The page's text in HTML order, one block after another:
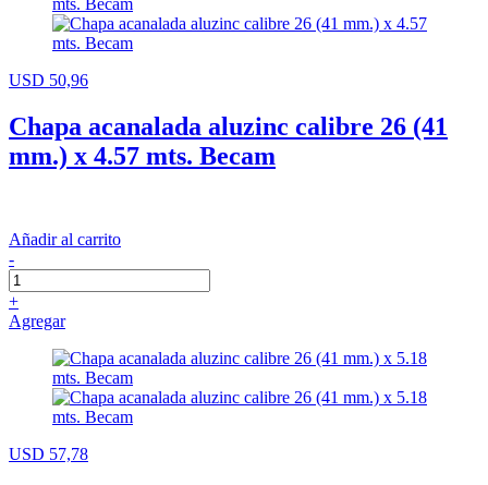
USD 50,96
Chapa acanalada aluzinc calibre 26 (41
mm.) x 4.57 mts. Becam
Añadir al carrito
-
+
Agregar
USD 57,78